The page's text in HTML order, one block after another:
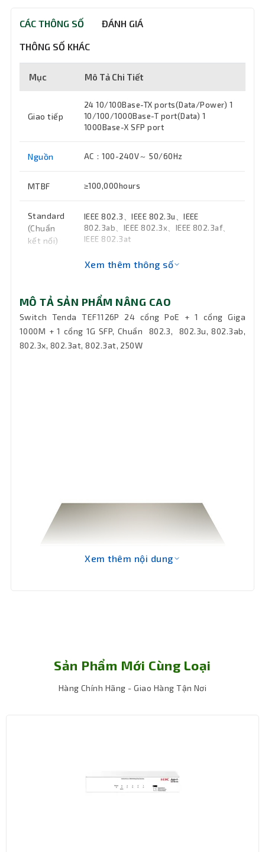
CÁC THÔNG SỐ ĐÁNH GIÁ
THÔNG SỐ KHÁC
Mục Mô Tả Chi Tiết
Giao tiếp
24 10/100Base-TX ports(Data/Power) 1
10/100/1000Base-T port(Data) 1
1000Base-X SFP port
Nguồn AC：100-240V～ 50/60Hz
MTBF ≥100,000hours
Standard
(Chuẩn
kết nối)
IEEE 802.3、IEEE 802.3u、IEEE
802.3ab、IEEE 802.3x、IEEE 802.3af、
IEEE 802.3at
Bảo hành
Xem thêm thông số
MÔ TẢ SẢN PHẨM NÂNG CAO
Switch Tenda TEF1126P 24 cổng PoE + 1 cổng Giga
1000M + 1 cổng 1G SFP, Chuẩn 802.3, 802.3u, 802.3ab,
802.3x, 802.3at, 802.3at, 250W
Xem thêm nội dung
Sản Phẩm Mới Cùng Loại
Hàng Chính Hãng - Giao Hàng Tận Nơi